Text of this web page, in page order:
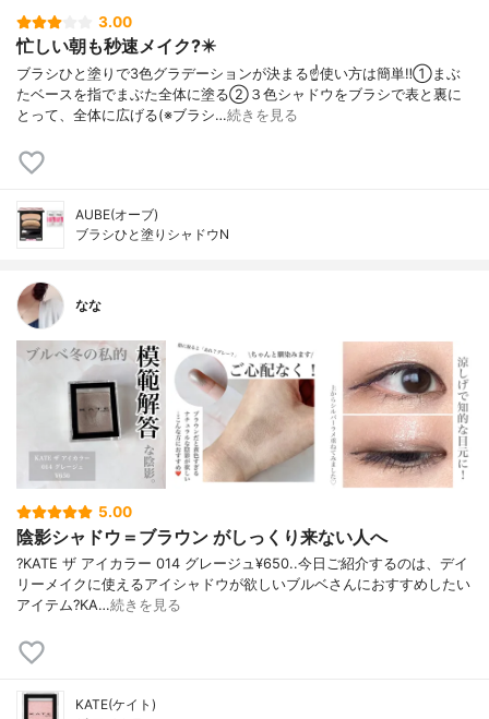
3.00
忙しい朝も秒速メイク?️✴️
ブラシひと塗りで3色グラデーションが決まる☝️使い方は簡単‼️①まぶ
たベースを指でまぶた全体に塗る②３色シャドウをブラシで表と裏に
とって、全体に広げる(※ブラシ…続きを見る
AUBE(オーブ)
ブラシひと塗りシャドウN
なな
5.00
陰影シャドウ＝ブラウン がしっくり来ない人へ
?KATE ザ アイカラー 014 グレージュ¥650..今日ご紹介するのは、デイ
リーメイクに使えるアイシャドウが欲しいブルベさんにおすすめしたい
アイテム?KA…続きを見る
KATE(ケイト)